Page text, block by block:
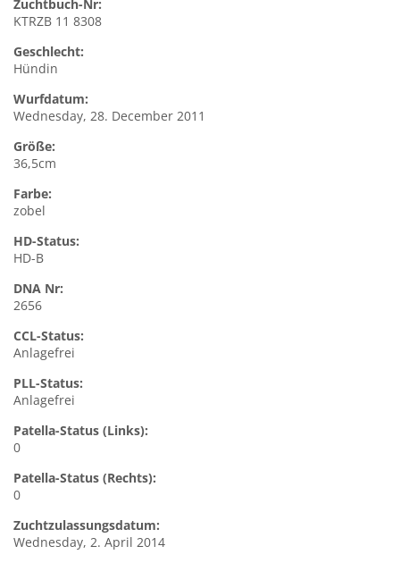
Zuchtbuch-Nr:
KTRZB 11 8308
Geschlecht:
Hündin
Wurfdatum:
Wednesday, 28. December 2011
Größe:
36,5cm
Farbe:
zobel
HD-Status:
HD-B
DNA Nr:
2656
CCL-Status:
Anlagefrei
PLL-Status:
Anlagefrei
Patella-Status (Links):
0
Patella-Status (Rechts):
0
Zuchtzulassungsdatum:
Wednesday, 2. April 2014